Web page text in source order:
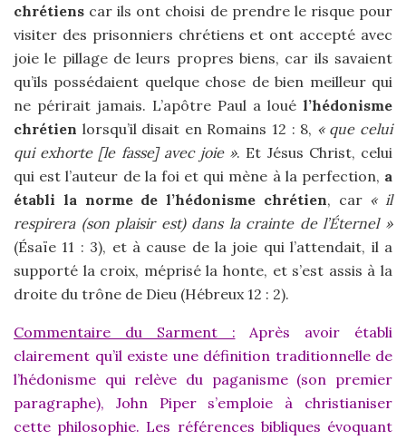
chrétiens car ils ont choisi de prendre le risque pour
visiter des prisonniers chrétiens et ont accepté avec
joie le pillage de leurs propres biens, car ils savaient
qu’ils possédaient quelque chose de bien meilleur qui
ne périrait jamais. L’apôtre Paul a loué l’hédonisme
chrétien lorsqu’il disait en Romains 12 : 8, « que celui
qui exhorte [le fasse] avec joie ». Et Jésus Christ, celui
qui est l’auteur de la foi et qui mène à la perfection, a
établi la norme de l’hédonisme chrétien, car « il
respirera (son plaisir est) dans la crainte de l’Éternel »
(Ésaïe 11 : 3), et à cause de la joie qui l’attendait, il a
supporté la croix, méprisé la honte, et s’est assis à la
droite du trône de Dieu (Hébreux 12 : 2).
Commentaire du Sarment : Après avoir établi
clairement qu’il existe une définition traditionnelle de
l’hédonisme qui relève du paganisme (son premier
paragraphe), John Piper s’emploie à christianiser
cette philosophie. Les références bibliques évoquant